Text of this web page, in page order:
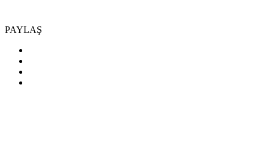
PAYLAŞ